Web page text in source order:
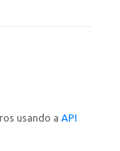
usando a API